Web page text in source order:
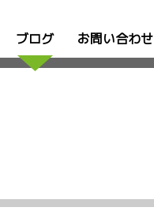
ブログ お問い合わせ